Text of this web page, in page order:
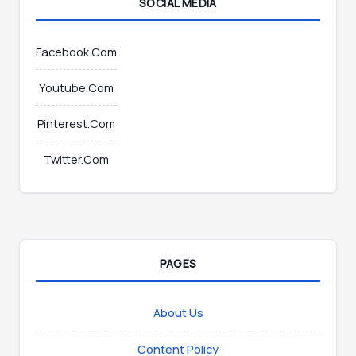
Facebook.Com
Youtube.Com
Pinterest.Com
Twitter.Com
PAGES
About Us
Content Policy